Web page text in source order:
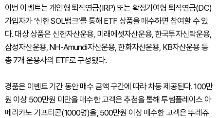
이번 이벤트는 개인형 퇴직연금(IRP) 또는 확정기여형 퇴직연금(DC)
가입자가 ‘신한 SOL뱅크’를 통해 ETF 상품을 매수하면 참여할 수 있
다. 대상 상품은 신한자산운용, 미래에셋자산운용, 한국투자신탁운용,
삼성자산운용, NH-Amundi자산운용, 한화자산운용, KB자산운용 등
총 7개 운용사의 ETF로 구성됐다.
경품은 이벤트 기간 동안 매수 금액 구간에 따라 차등 제공된다. 100만
원 이상 500만원 미만을 매수한 고객은 추첨을 통해 투썸플레이스 아
메리카노 기프티콘(1000명)을, 500만원 이상 매수한 고객은 뚜레쥬